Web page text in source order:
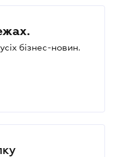
бізнес-новин.